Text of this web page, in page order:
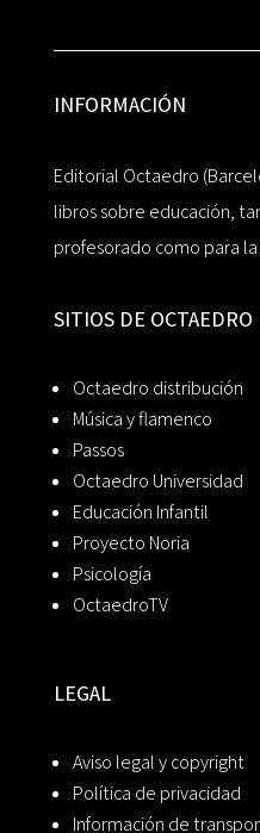
INFORMACIÓN
Editorial Octaedro
libros sobre educación,
profesorado como para
SITIOS DE OCTAEDRO
Octaedro distribución
Música y flamenco
Passos
Octaedro Universidad
Educación Infantil
Proyecto Noria
Psicología
OctaedroTV
LEGAL
Aviso legal y copyright
Política de privacidad
Información de